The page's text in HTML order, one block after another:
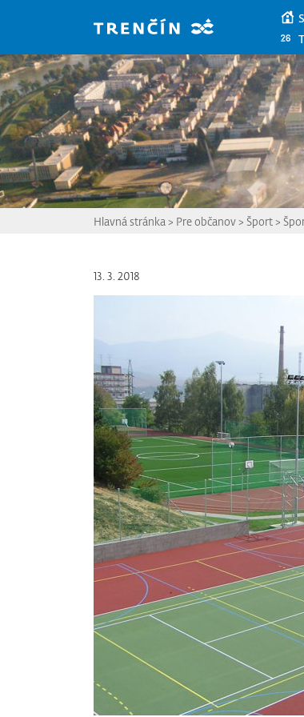
Hlavná stránka > Pre občanov> Šport>
13. 3. 2018